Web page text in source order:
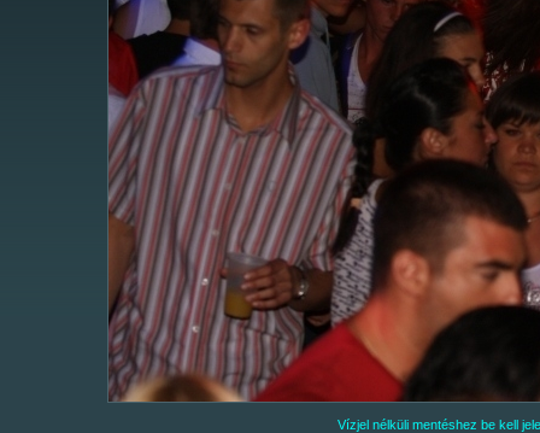
Vízjel nélküli mentéshez be kell